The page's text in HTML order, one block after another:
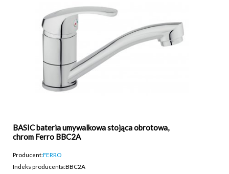
BASIC bateria umywalkowa stojąca obrotowa,
chrom Ferro BBC2A
Producent:FERRO
Indeks producenta:BBC2A